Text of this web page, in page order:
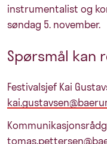
instrumentalist og
søndag 5. november.
Spørsmål kan
Festivalsjef Kai